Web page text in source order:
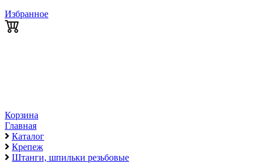
Избранное
Корзина
Главная
Каталог
Крепеж
Штанги, шпильки резьбовые